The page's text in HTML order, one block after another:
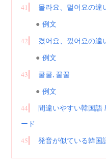
41
몰라요、멀어요の違
例文
42
켰어요、껐어요の違
例文
43
쿨쿨, 꿀꿀
例文
44
間違いやすい韓国語
ード
45
発音が似ている韓国